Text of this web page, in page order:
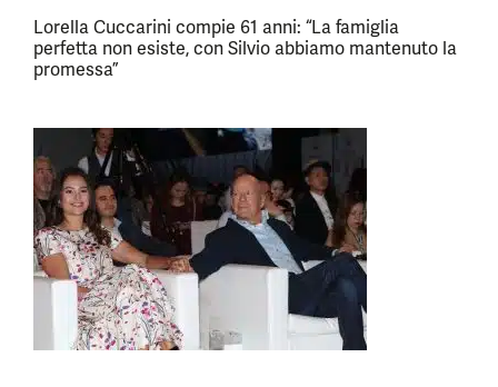
Lorella Cuccarini compie 61 anni: “La famiglia
perfetta non esiste, con Silvio abbiamo mantenuto la
promessa”